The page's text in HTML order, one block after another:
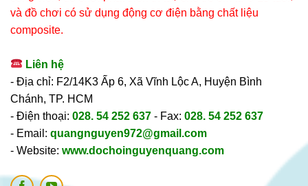
và đồ chơi có sử dụng động cơ điện bằng chất liệu
composite.
Liên hệ
- Địa chỉ: F2/14K3 Ấp 6, Xã Vĩnh Lộc A, Huyện Bình
Chánh, TP. HCM
- Điện thoại: 028. 54 252 637 - Fax: 028. 54 252 637
- Email: quangnguyen972@gmail.com
- Website: www.dochoinguyenquang.com